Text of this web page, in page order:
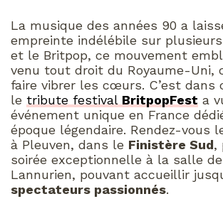
La musique des années 90 a
empreinte indélébile sur
et le Britpop, ce mouvement
venu tout droit du Royaume-Uni,
faire vibrer les cœurs. C’est dans
le tribute festival BritpopFest a
événement unique en France
époque légendaire. Rendez-vous
à Pleuven, dans le Finistère Sud,
soirée exceptionnelle à la salle
Lannurien, pouvant accueillir
spectateurs passionnés.